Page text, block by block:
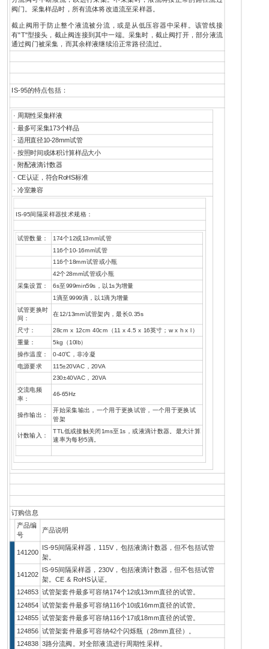
阀门。采集样品时，所有流体将改道流至采样器。
截止阀用于防止整个液流被分流，或是从低压容器中采样。该管线接
有"T"型接头，截止阀连接到其中一端。采集时，截止阀打开，部分液流
通过阀门被采集，而其余样液继续沿正常路径流过。
IS-95的特点包括：
· 周期性采集样液
· 最多可采集173个样品
· 适用直径10-28mm试管
· 按照时间或体积计算样品大小
· 附配液滴计数器
· CE认证，符合RoHS标准
· 冷室兼容
IS-95间隔采样器技术规格：
试管数量： 174个12或13mm试管
116个10-16mm试管
116个18mm试管或小瓶
42个28mm试管或小瓶
采集设置：
6s至999min59s，以1s为增量
1滴至9999滴，以1滴为增量
试管更换时
间：
在12/13mm试管架内，最长0.35s
尺寸：
28cm x 12cm 40cm（11 x 4.5 x 16英寸；w x h x l）
重量：
5kg（10lb）
操作温度： 0-40℃，非冷凝
电源要求
115±20VAC，20VA
230±40VAC，20VA
交流电频
率：
46-65Hz
操作输出：
开始采集输出，一个用于更换试管，一个用于更换试
管架
计数输入：
TTL低或接触关闭1ms至1s，或液滴计数器。最大计算
速率为每秒5滴。
订购信息
产品编
号
产品说明
141200
IS-95间隔采样器，115V，包括液滴计数器，但不包括试管
架。
141202
IS-95间隔采样器，230V，包括液滴计数器，但不包括试管
架。CE & RoHS认证。
124853 试管架套件最多可容纳174个12或13mm直径的试管。
124854 试管架套件最多可容纳116个10或16mm直径的试管。
124855 试管架套件最多可容纳116个17或18mm直径的试管。
124856 试管架套件最多可容纳42个闪烁瓶（28mm直径）。
124838 3路分流阀。对全部液流进行周期性采样。